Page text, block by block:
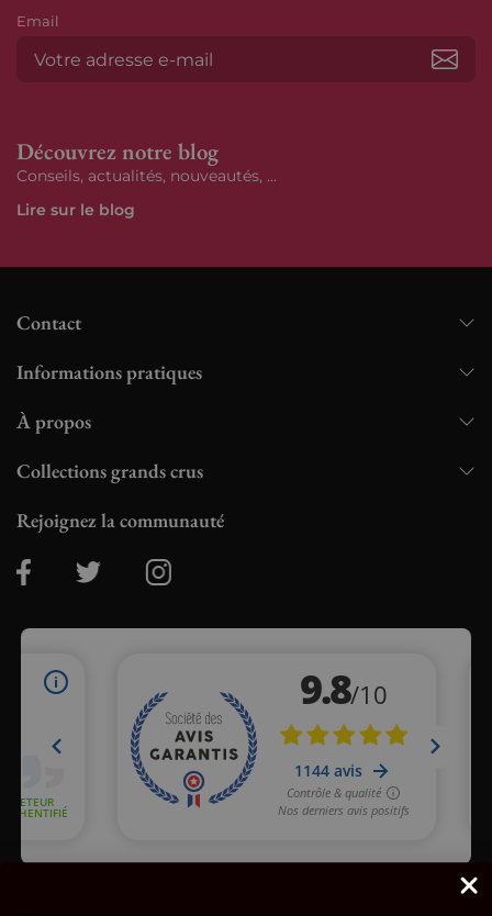
Email
Découvrez notre blog
Conseils, actualités, nouveautés, ...
Lire sur le blog
Contact
Informations pratiques
À propos
Collections grands crus
Rejoignez la communauté